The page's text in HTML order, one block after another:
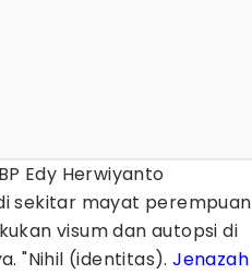
Edy Herwiyanto
sekitar mayat perempuan
visum dan autopsi di
"Nihil (identitas).Jenazah